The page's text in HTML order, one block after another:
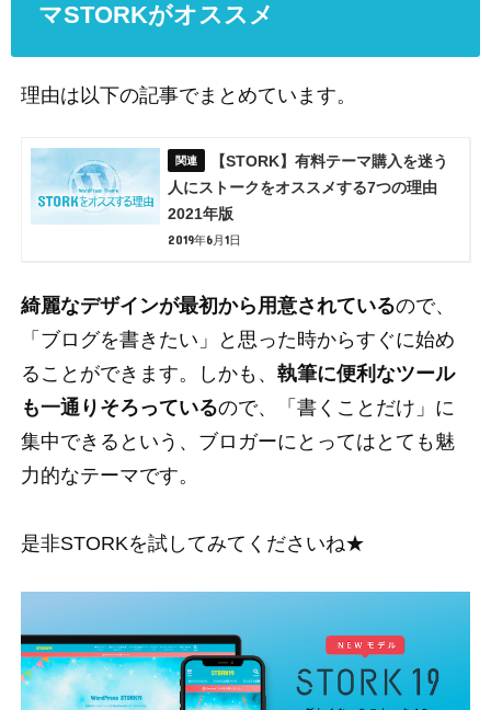
マSTORKがオススメ
理由は以下の記事でまとめています。
【STORK】有料テーマ購入を迷う
人にストークをオススメする7つの理由
2021年版
2019年6月1日
綺麗なデザインが最初から用意されているので、
「ブログを書きたい」と思った時からすぐに始め
ることができます。しかも、 執筆に便利なツール
も一通りそろっているので、「書くことだけ」に
集中できるという、ブロガーにとってはとても魅
力的なテーマです。
是非STORKを試してみてくださいね★